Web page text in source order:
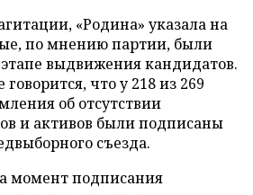
«Родина» указала на
по мнению партии, были
выдвижения кандидатов.
говорится, что у 218 из 269
об отсутствии
и активов были подписаны
съезда.
момент подписания